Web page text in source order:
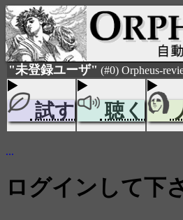
"未登録ユーザ" (#0) Orpheus-
試す 聴く
...
ログインして下